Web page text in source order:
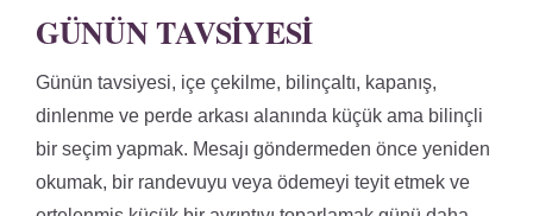
GÜNÜN TAVSIYESI
Günün tavsiyesi, içe çekilme, bilinçaltı, kapanış,
dinlenme ve perde arkası alanında küçük ama bilinçli
bir seçim yapmak. Mesajı göndermeden önce yeniden
okumak, bir randevuyu veya ödemeyi teyit etmek ve